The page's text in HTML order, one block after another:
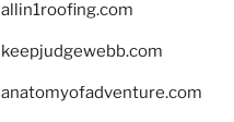
allin1roofing.com
keepjudgewebb.com
anatomyofadventure.com